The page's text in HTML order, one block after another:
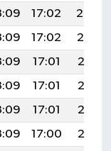
17:02
20:20
17:02
20:19
17:01
20:18
17:01
20:17
17:01
20:16
17:00
20:15